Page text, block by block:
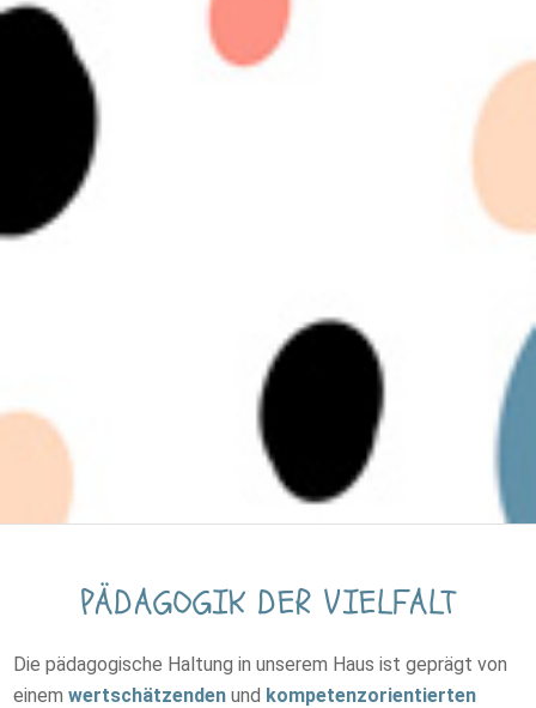
PÄDAGOGIK DER VIELFALT
Die pädagogische Haltung in unserem Haus ist geprägt von
einemwertschätzenden und kompetenzorientierten